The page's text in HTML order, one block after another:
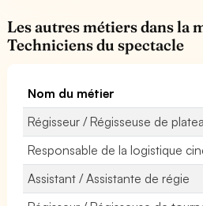
Les autres métiers dans la
Techniciens du spectacle
Nom du métier
Régisseur / Régisseuse de
Responsable de la logistique
Assistant / Assistante de régie